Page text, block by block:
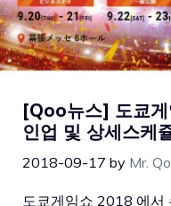
[Qoo뉴스] 도쿄
인업 및 상세스케
2018-09-17 by Mr.
도쿄게임쇼 2018 에서